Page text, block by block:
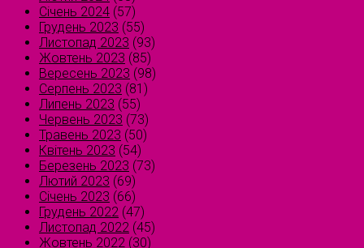
Січень 2024 (57)
Грудень 2023 (55)
Листопад 2023 (93)
Жовтень 2023 (85)
Вересень 2023 (98)
Серпень 2023 (81)
Липень 2023 (55)
Червень 2023 (73)
Травень 2023 (50)
Квітень 2023 (54)
Березень 2023 (73)
Лютий 2023 (69)
Січень 2023 (66)
Грудень 2022 (47)
Листопад 2022 (45)
Жовтень 2022 (30)